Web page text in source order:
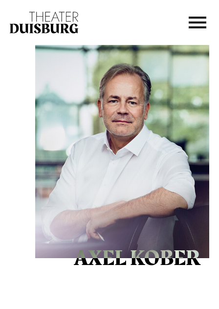
Zur Hauptnavigation springen
Zum Footer springen
AXEL KOBER